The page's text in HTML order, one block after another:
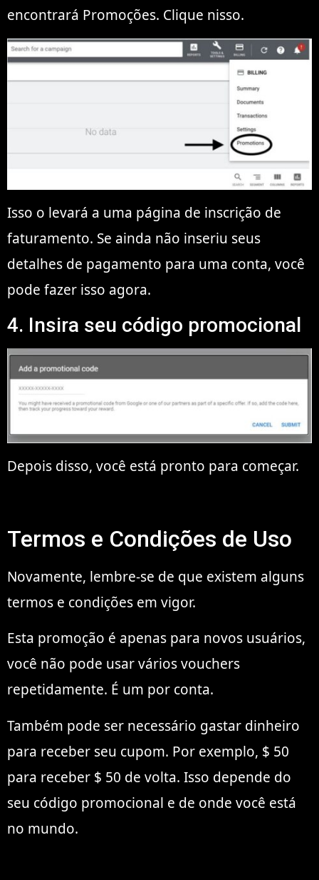
encontrará Promoções. Clique nisso.
Isso o levará a uma página de inscrição de
faturamento. Se ainda não inseriu seus
detalhes de pagamento para uma conta, você
pode fazer isso agora.
4. Insira seu código promocional
Depois disso, você está pronto para começar.
Termos e Condições de Uso
Novamente, lembre-se de que existem alguns
termos e condições em vigor.
Esta promoção é apenas para novos usuários,
você não pode usar vários vouchers
repetidamente. É um por conta.
Também pode ser necessário gastar dinheiro
para receber seu cupom. Por exemplo, $ 50
para receber $ 50 de volta. Isso depende do
seu código promocional e de onde você está
no mundo.